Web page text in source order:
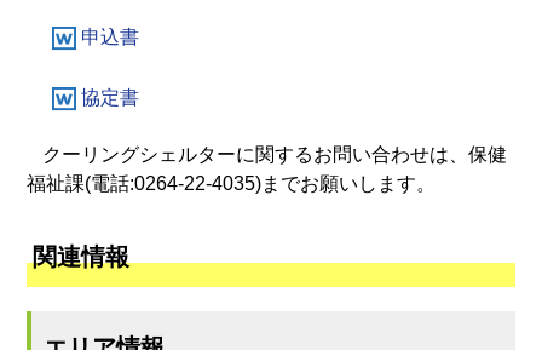
申込書
協定書
クーリングシェルターに関するお問い合わせは、保健
福祉課(電話:0264-22-4035)までお願いします。
関連情報